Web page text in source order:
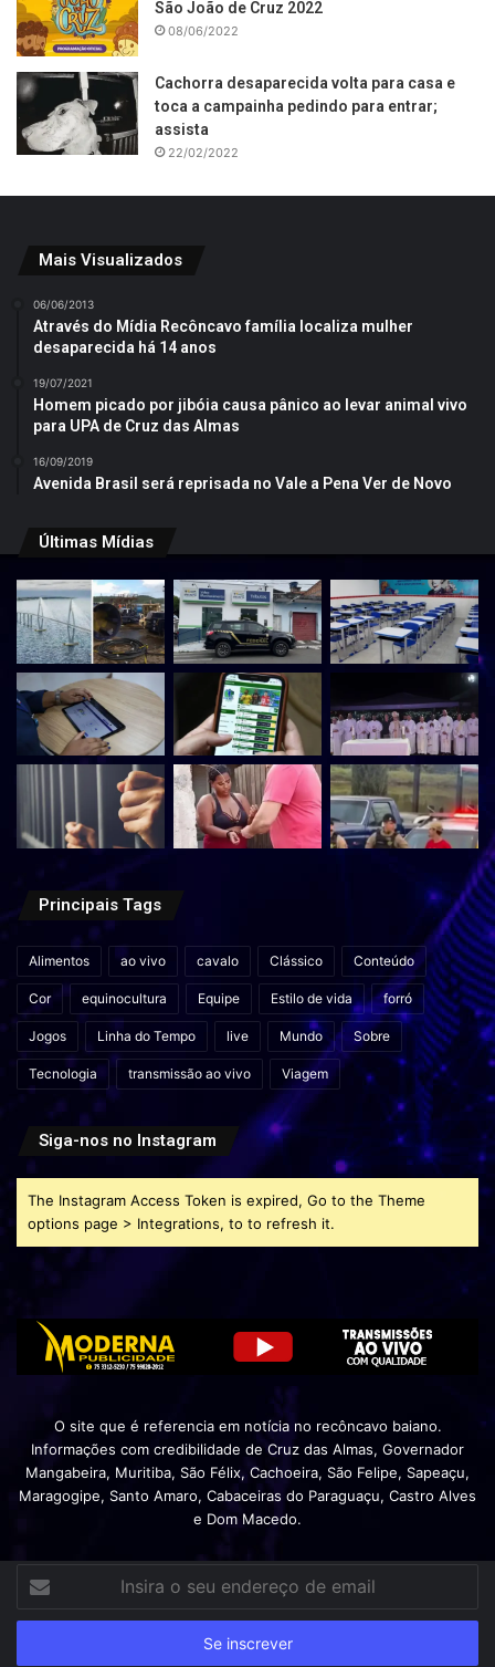
São João de Cruz 2022
08/06/2022
Cachorra desaparecida volta para casa e
toca a campainha pedindo para entrar;
assista
22/02/2022
Mais Visualizados
06/06/2013
Através do Mídia Recôncavo família localiza mulher
desaparecida há 14 anos
19/07/2021
Homem picado por jibóia causa pânico ao levar animal vivo
para UPA de Cruz das Almas
16/09/2019
Avenida Brasil será reprisada no Vale a Pena Ver de Novo
Últimas Mídias
Principais Tags
Alimentos ao vivo cavalo Clássico Conteúdo
Cor equinocultura Equipe Estilo de vida forró
Jogos Linha do Tempo live Mundo Sobre
Tecnologia transmissão ao vivo Viagem
Siga-nos no Instagram
The Instagram Access Token is expired, Go to the Theme
options page > Integrations, to to refresh it.
O site que é referencia em notícia no recôncavo baiano.
Informações com credibilidade de Cruz das Almas, Governador
Mangabeira, Muritiba, São Félix, Cachoeira, São Felipe, Sapeaçu,
Maragogipe, Santo Amaro, Cabaceiras do Paraguaçu, Castro Alves
e Dom Macedo.
seu